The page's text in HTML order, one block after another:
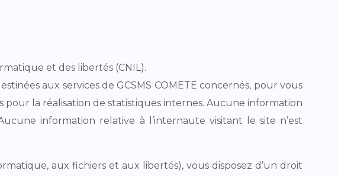
et des libertés (CNIL).
aux services de GCSMS COMETE concernés, pour vous
la réalisation de statistiques internes. Aucune information
information relative à l’internaute visitant le site n’est
aux fichiers et aux libertés), vous disposez d’un droit